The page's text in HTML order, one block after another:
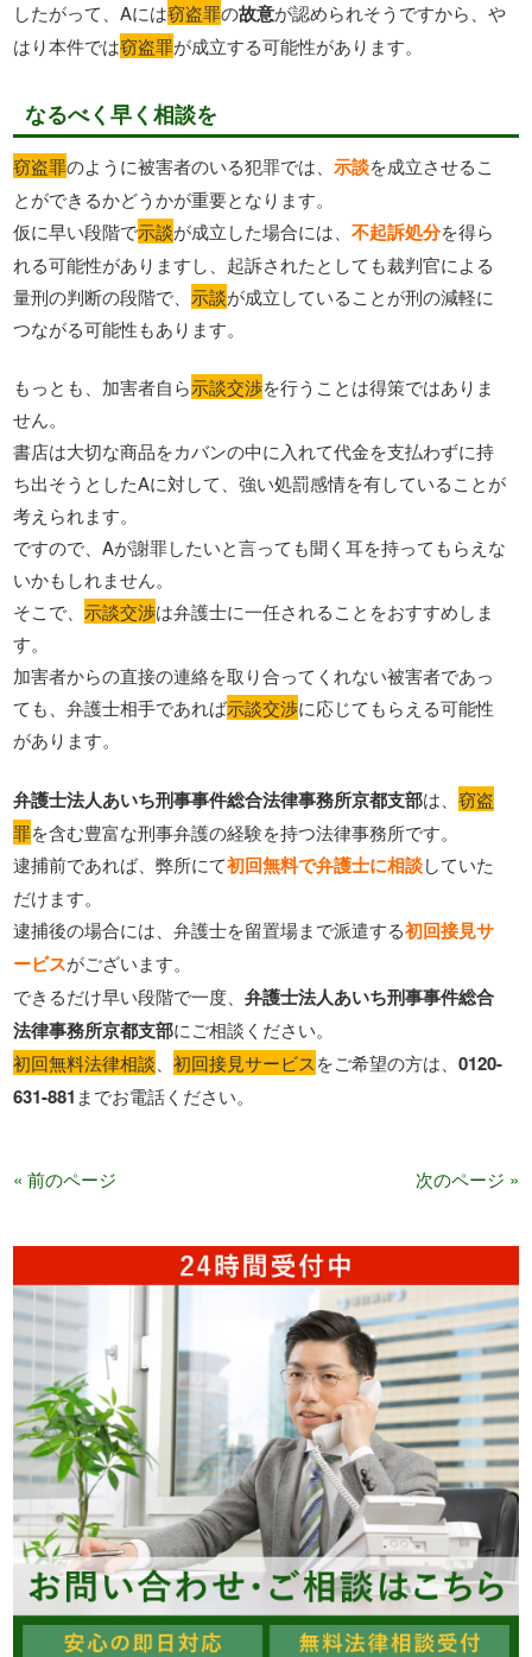
したがって、Aには窃盗罪の故意が認められそうですから、や
はり本件では窃盗罪が成立する可能性があります。
なるべく早く相談を
窃盗罪のように被害者のいる犯罪では、示談を成立させるこ
とができるかどうかが重要となります。
仮に早い段階で示談が成立した場合には、不起訴処分を得ら
れる可能性がありますし、起訴されたとしても裁判官による
量刑の判断の段階で、 示談が成立していることが刑の減軽に
つながる可能性もあります。
もっとも、加害者自ら示談交渉を行うことは得策ではありま
せん。
書店は大切な商品をカバンの中に入れて代金を支払わずに持
ち出そうとしたAに対して、強い処罰感情を有していることが
考えられます。
ですので、Aが謝罪したいと言っても聞く耳を持ってもらえな
いかもしれません。
そこで、 示談交渉は弁護士に一任されることをおすすめしま
す。
加害者からの直接の連絡を取り合ってくれない被害者であっ
ても、弁護士相手であれば示談交渉に応じてもらえる可能性
があります。
弁護士法人あいち刑事事件総合法律事務所京都支部は、窃盗
罪を含む豊富な刑事弁護の経験を持つ法律事務所です。
逮捕前であれば、弊所にて初回無料で弁護士に相談していた
だけます。
逮捕後の場合には、弁護士を留置場まで派遣する初回接見サ
ービスがございます。
できるだけ早い段階で一度、弁護士法人あいち刑事事件総合
法律事務所京都支部にご相談ください。
初回無料法律相談 、初回接見サービスをご希望の方は、0120-
631-881 までお電話ください。
« 前のページ 次のページ »